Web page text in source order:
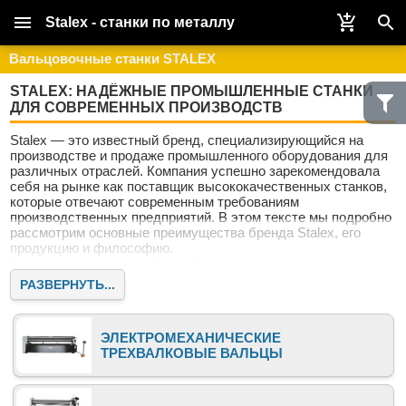
Stalex - станки по металлу
Вальцовочные станки STALEX
STALEX: НАДЁЖНЫЕ ПРОМЫШЛЕННЫЕ СТАНКИ
ДЛЯ СОВРЕМЕННЫХ ПРОИЗВОДСТВ
Stalex — это известный бренд, специализирующийся на
производстве и продаже промышленного оборудования для
различных отраслей. Компания успешно зарекомендовала
себя на рынке как поставщик высококачественных станков,
которые отвечают современным требованиям
производственных предприятий. В этом тексте мы подробно
рассмотрим основные преимущества бренда Stalex, его
продукцию и философию.
Почему выбирают Stalex?
Stalex — это не просто поставщик оборудования. Это
надёжность и современный подход к машиностроению.
Качество и инновации
Бренд Stalex известен своим стремлением к постоянному
совершенствованию продукции. Все станки проходят
РАЗВЕРНУТЬ...
ЭЛЕКТРОМЕХАНИЧЕСКИЕ
ТРЕХВАЛКОВЫЕ ВАЛЬЦЫ